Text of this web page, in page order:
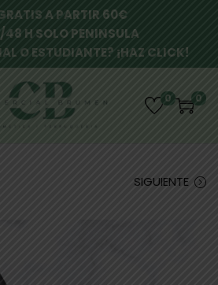
A PARTIR 60€
H SOLO PENINSULA
O ESTUDIANTE? ¡HAZ CLICK!
0 0
SIGUIENTE